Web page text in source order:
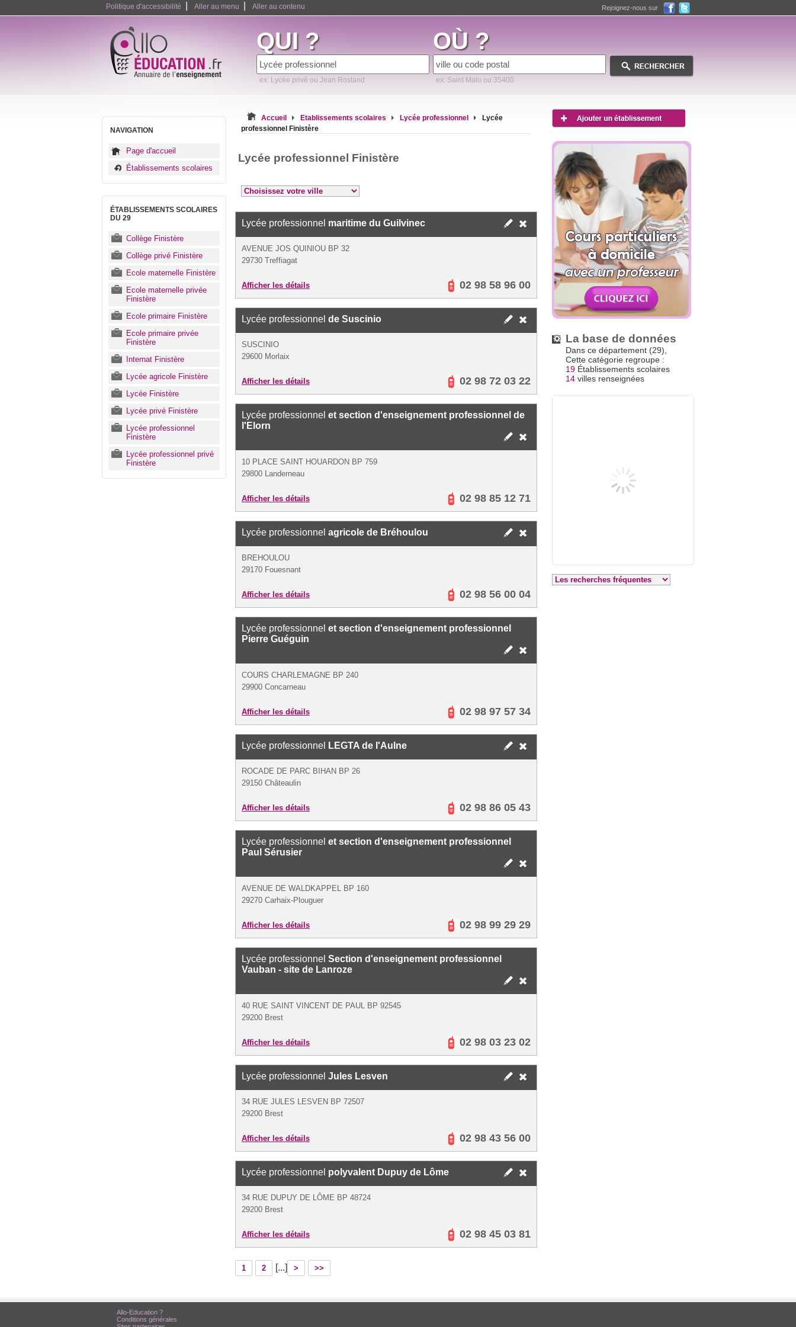
Politique d'accessibilité Aller au menu Aller au contenu Rejoignez-nous sur
QUI ?
ex: Lycée privé ou Jean Rostand
OÙ ?
ex: Saint Malo ou 35400
NAVIGATION
Page d'accueil
Établissements scolaires
ÉTABLISSEMENTS SCOLAIRES
DU 29
Collège Finistère
Collège privé Finistère
Ecole maternelle Finistère
Ecole maternelle privée
Finistère
Ecole primaire Finistère
Ecole primaire privée
Finistère
Internat Finistère
Lycée agricole Finistère
Lycée Finistère
Lycée privé Finistère
Lycée professionnel
Finistère
Lycée professionnel privé
Finistère
Accueil Etablissements scolaires Lycée professionnel
Lycée
professionnel Finistère
Lycée professionnel Finistère
Lycée professionnel maritime du Guilvinec
AVENUE JOS QUINIOU BP 32
29730 Treffiagat
Afficher les détails 02 98 58 96 00
Lycée professionnel de Suscinio
SUSCINIO
29600 Morlaix
Afficher les détails 02 98 72 03 22
Lycée professionnel et section d'enseignement professionnel de
l'Elorn
10 PLACE SAINT HOUARDON BP 759
29800 Landerneau
Afficher les détails 02 98 85 12 71
Lycée professionnel agricole de Bréhoulou
BREHOULOU
29170 Fouesnant
Afficher les détails 02 98 56 00 04
Lycée professionnel et section d'enseignement professionnel
Pierre Guéguin
COURS CHARLEMAGNE BP 240
29900 Concarneau
Afficher les détails 02 98 97 57 34
Lycée professionnel LEGTA de l'Aulne
ROCADE DE PARC BIHAN BP 26
29150 Châteaulin
Afficher les détails 02 98 86 05 43
Lycée professionnel et section d'enseignement professionnel
Paul Sérusier
AVENUE DE WALDKAPPEL BP 160
29270 Carhaix-Plouguer
Afficher les détails 02 98 99 29 29
Lycée professionnel Section d'enseignement professionnel
Vauban - site de Lanroze
40 RUE SAINT VINCENT DE PAUL BP 92545
29200 Brest
Afficher les détails 02 98 03 23 02
Lycée professionnel Jules Lesven
34 RUE JULES LESVEN BP 72507
29200 Brest
Afficher les détails 02 98 43 56 00
Lycée professionnel polyvalent Dupuy de Lôme
34 RUE DUPUY DE LÔME BP 48724
29200 Brest
Afficher les détails 02 98 45 03 81
1 2 [...] > >>
La base de données
Dans ce département (29),
Cette catégorie regroupe :
19 Établissements scolaires
14 villes renseignées
Allo-Education ?
Conditions générales